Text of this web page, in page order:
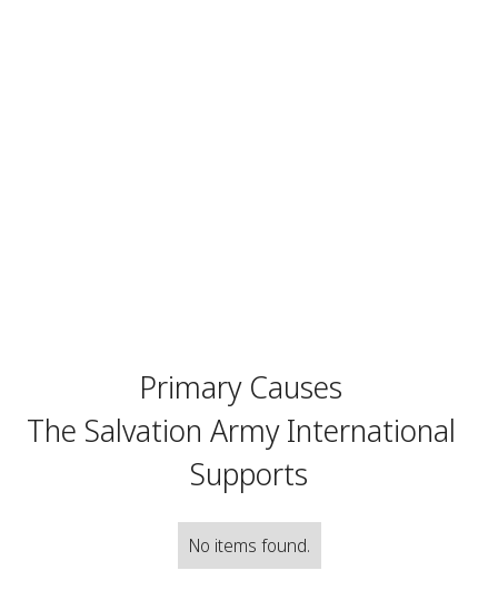
Primary Causes
The Salvation Army International
Supports
No items found.